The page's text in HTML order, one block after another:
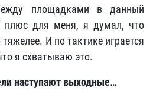
площадками в данный
плюс для меня, я думал, что
И по тактике играется
я схватываю это.
наступают выходные…